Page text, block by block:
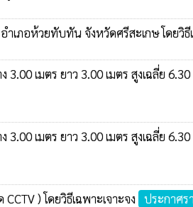
ภอห้วยทับทัน จังหวัดศรีสะเกษ โดยวิธี
เมตร ยาว 3.00 เมตร สูงเฉลี่ย
เมตร ยาว 3.00 เมตร สูงเฉลี่ย
) โดยวิธีเฉพาะเจาะจง ประกาศร